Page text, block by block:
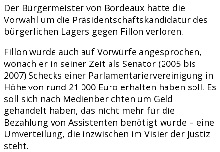
Der Bürgermeister von Bordeaux hatte die
Vorwahl um die Präsidentschaftskandidatur des
bürgerlichen Lagers gegen Fillon verloren.
Fillon wurde auch auf Vorwürfe angesprochen,
wonach er in seiner Zeit als Senator (2005 bis
2007) Schecks einer Parlamentariervereinigung in
Höhe von rund 21 000 Euro erhalten haben soll. Es
soll sich nach Medienberichten um Geld
gehandelt haben, das nicht mehr für die
Bezahlung von Assistenten benötigt wurde – eine
Umverteilung, die inzwischen im Visier der Justiz
steht.